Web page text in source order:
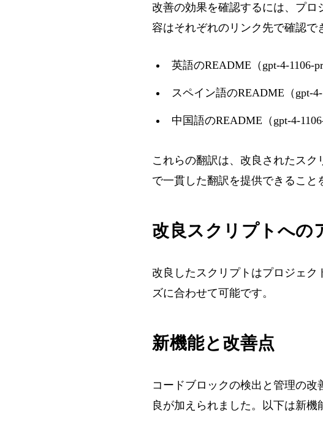
改善の効果を確認するには、プ
容はそれぞれのリンク先で確認で
英語のREADME（gpt-4-1106-
スペイン語のREADME（gpt-
中国語のREADME（gpt-4-
これらの翻訳は、改良されたス
で一貫した翻訳を提供できること
改良スクリプトへの
改良したスクリプトはプロジェク
ズに合わせて可能です。
新機能と改善点
コードブロックの検出と管理の
良が加えられました。以下は新機